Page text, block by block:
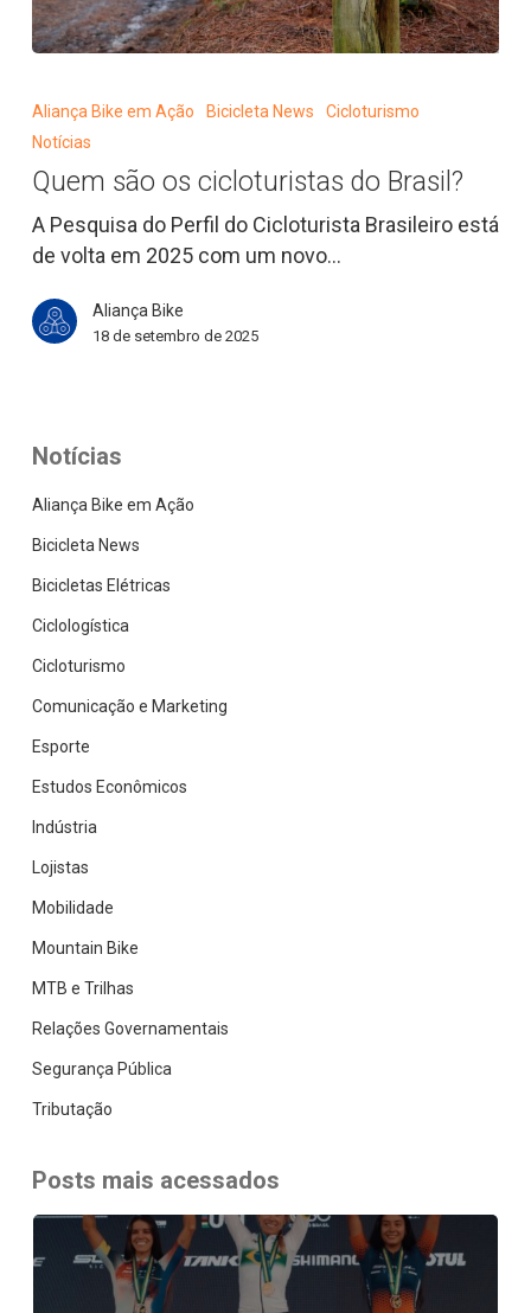
são
os
do
Brasil?
Aliança Bike em Ação Bicicleta News
Cicloturismo
Notícias
Quem são os cicloturistas do Brasil?
A Pesquisa do Perfil do Cicloturista Brasileiro está
de volta em 2025 com um novo…
Aliança Bike
18 de setembro de 2025
Notícias
Aliança Bike em Ação
Bicicleta News
Bicicletas Elétricas
Ciclologística
Cicloturismo
Comunicação e Marketing
Esporte
Estudos Econômicos
Indústria
Lojistas
Mobilidade
Mountain Bike
MTB e Trilhas
Relações Governamentais
Segurança Pública
Tributação
Posts mais acessados